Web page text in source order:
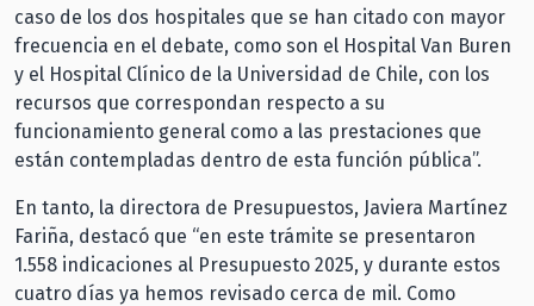
caso de los dos hospitales que se han citado con mayor
frecuencia en el debate, como son el Hospital Van Buren
y el Hospital Clínico de la Universidad de Chile, con los
recursos que correspondan respecto a su
funcionamiento general como a las prestaciones que
están contempladas dentro de esta función pública”.
En tanto, la directora de Presupuestos, Javiera Martínez
Fariña, destacó que “en este trámite se presentaron
1.558 indicaciones al Presupuesto 2025, y durante estos
cuatro días ya hemos revisado cerca de mil. Como